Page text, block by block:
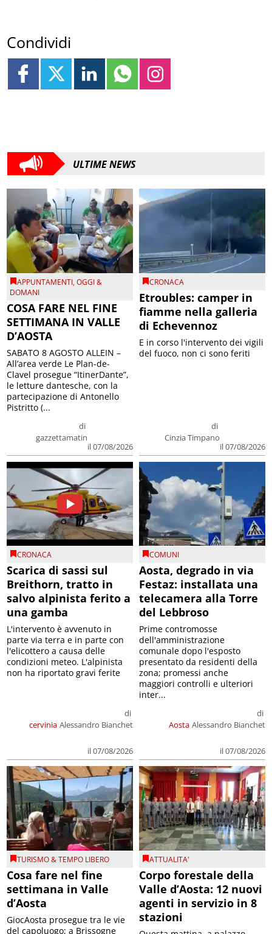
Condividi
ULTIME NEWS
APPUNTAMENTI,OGGI &
DOMANI
COSA FARE NEL FINE
SETTIMANA IN VALLE
D’AOSTA
di
gazzettamatin
il 07/08/2026
SABATO 8 AGOSTO ALLEIN –
All’area verde Le Plan-de-
Clavel prosegue “ItinerDante”,
le letture dantesche, con la
partecipazione di Antonello
Pistritto (...
CRONACA
Etroubles: camper in
fiamme nella galleria
di Echevennoz
di
Cinzia Timpano
il 07/08/2026
E in corso l'intervento dei vigili
del fuoco, non ci sono feriti
CRONACA
Scarica di sassi sul
Breithorn, tratto in
salvo alpinista ferito a
una gamba
cervinia
di
Alessandro Bianchet
il 07/08/2026
L'intervento è avvenuto in
parte via terra e in parte con
l'elicottero a causa delle
condizioni meteo. L'alpinista
non ha riportato gravi ferite
COMUNI
Aosta, degrado in via
Festaz: installata una
telecamera alla Torre
del Lebbroso
Aosta
di
Alessandro Bianchet
il 07/08/2026
Prime contromosse
dell'amministrazione
comunale dopo l'esposto
presentato da residenti della
zona; promessi anche
maggiori controlli e ulteriori
inter...
TURISMO & TEMPO LIBERO
Cosa fare nel fine
settimana in Valle
d’Aosta
GiocAosta prosegue tra le vie
del capoluogo; a Brissogne
ATTUALITA'
Corpo forestale della
Valle d’Aosta: 12 nuovi
agenti in servizio in 8
stazioni